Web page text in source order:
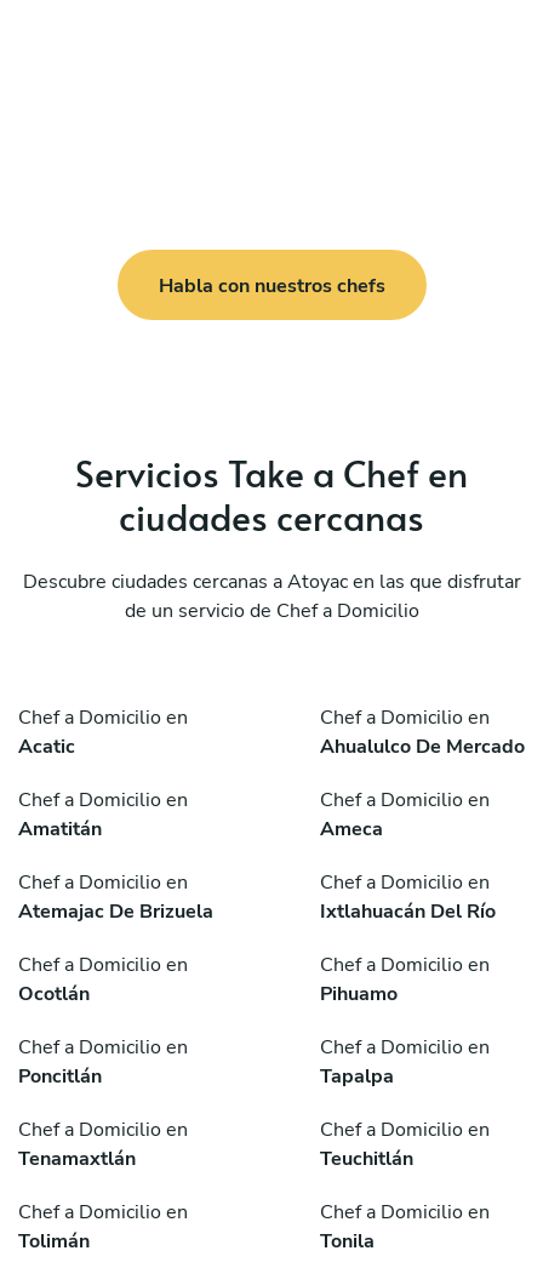
Habla con nuestros chefs
Servicios Take a Chef en
ciudades cercanas
Descubre ciudades cercanas a Atoyac en las que disfrutar
de un servicio de Chef a Domicilio
Chef a Domicilio en
Acatic
Chef a Domicilio en
Ahualulco De Mercado
Chef a Domicilio en
Amatitán
Chef a Domicilio en
Ameca
Chef a Domicilio en
Atemajac De Brizuela
Chef a Domicilio en
Ixtlahuacán Del Río
Chef a Domicilio en
Ocotlán
Chef a Domicilio en
Pihuamo
Chef a Domicilio en
Poncitlán
Chef a Domicilio en
Tapalpa
Chef a Domicilio en
Tenamaxtlán
Chef a Domicilio en
Teuchitlán
Chef a Domicilio en
Tolimán
Chef a Domicilio en
Tonila